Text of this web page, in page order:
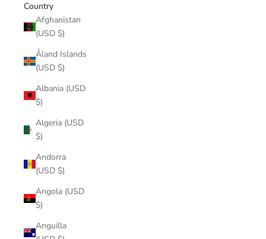
Country
Afghanistan
(USD $)
Åland Islands
(USD $)
Albania (USD
$)
Algeria (USD
$)
Andorra
(USD $)
Angola (USD
$)
Anguilla